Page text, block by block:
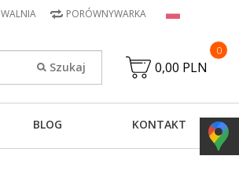
PORÓWNYWARKA
0,00 PLN
0
BLOG KONTAKT